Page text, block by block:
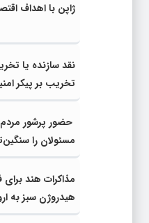
ژاپن با اهداف
نقد سازنده یا
تخریب بر پیکر
حضور پرشور مردم
مسئولان را
هیدروژن سبز به